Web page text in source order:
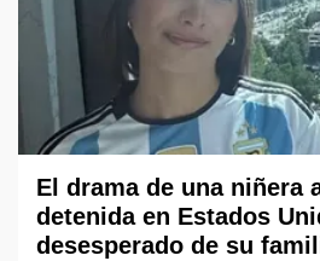
El drama de una niñera
detenida en Estados
desesperado de su